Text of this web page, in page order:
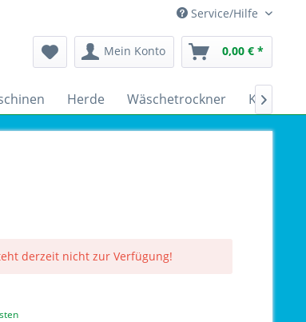
Service/Hilfe
Mein Konto 0,00 € *
Herde Wäschetrockner 
derzeit nicht zur Verfügung!